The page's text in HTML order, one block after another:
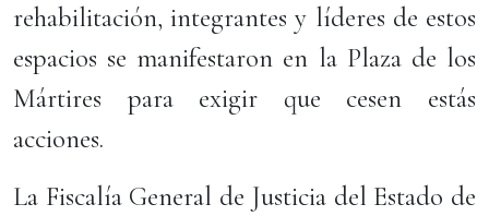
rehabilitación, integrantes y líderes de estos
espacios se manifestaron en la Plaza de los
Mártires para exigir que cesen estás
acciones.
La Fiscalía General de Justicia del Estado de